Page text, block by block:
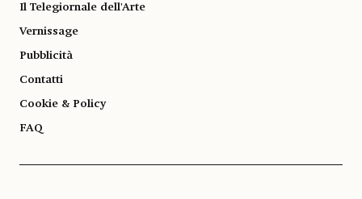
Il Telegiornale dell'Arte
Vernissage
Pubblicità
Contatti
Cookie & Policy
FAQ